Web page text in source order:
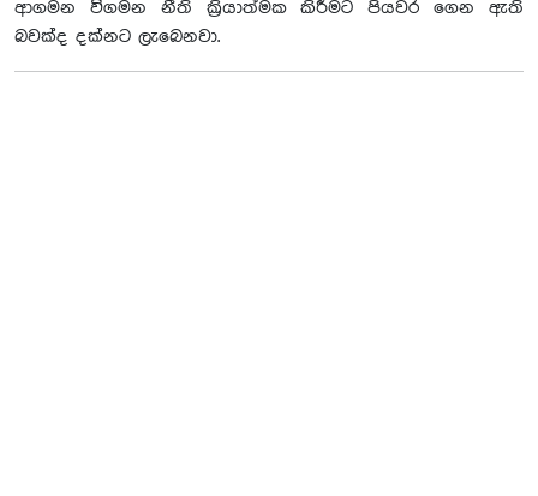
ආගමන විගමන නීති ක්‍රියාත්මක කිරීමට පියවර ගෙන ඇති
බවක්ද දක්නට ලැබෙනවා.